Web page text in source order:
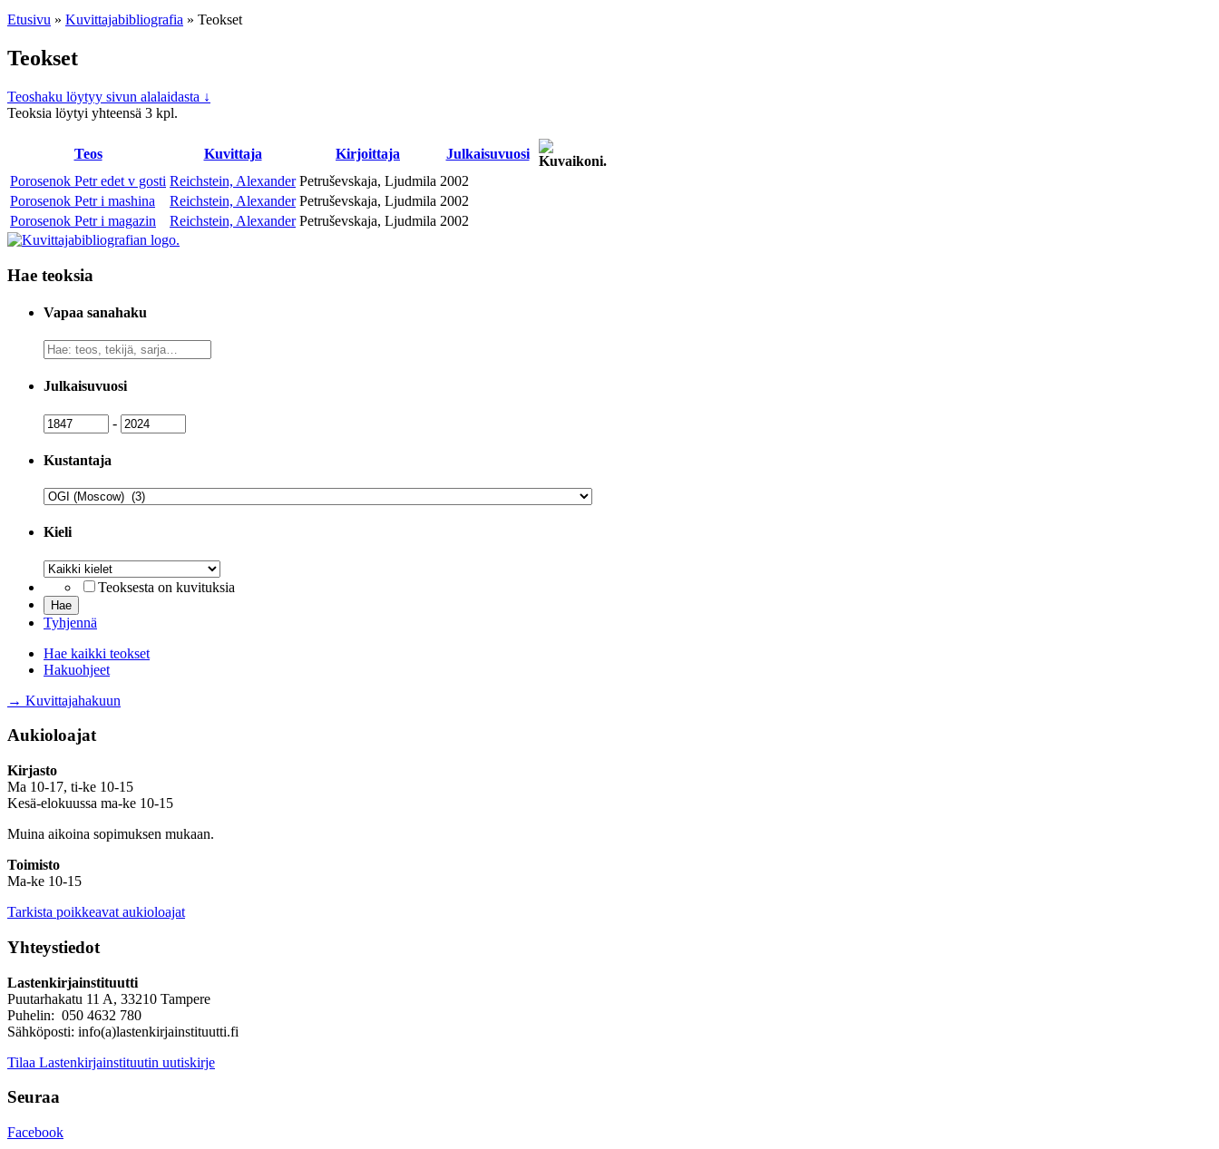
Etusivu » Kuvittaja­bibliografia » Teokset
Teokset
Teoshaku löytyy sivun alalaidasta ↓
Teoksia löytyi yhteensä 3 kpl.
Teos Kuvitta­ja Kirjoitta­ja
Julkaisu­vuosi
Porosenok Petr edet v gosti Reichstein, Alexander Petruševskaja, Ljudmila 2002
Porosenok Petr i mashina
Reichstein, Alexander Petruševskaja, Ljudmila 2002
Porosenok Petr i magazin
Reichstein, Alexander Petruševskaja, Ljudmila 2002
Hae teoksia
Vapaa sanahaku
Vapaa
sanahaku
Julkaisuvuosi
Julkaisuvuosi
- Julkaisuvuosi
Kustantaja
Kustantaja
Kieli
Kieli
Teoksesta on kuvituksia
Tyhjennä
Hae kaikki teokset
Hakuohjeet
→ Kuvittajahakuun
Aukioloajat
Kirjasto
Ma 10-17, ti-ke 10-15
Kesä-elokuussa ma-ke 10-15
Muina aikoina sopimuksen mukaan.
Toimisto
Ma-ke 10-15
Tarkista poikkeavat aukioloajat
Yhteystiedot
Lastenkirjainstituutti
Puutarhakatu 11 A, 33210 Tampere
Puhelin: 050 4632 780
Sähköposti: info(a)lastenkirjainstituutti.fi
Tilaa Lastenkirjainstituutin uutiskirje
Seuraa
Facebook